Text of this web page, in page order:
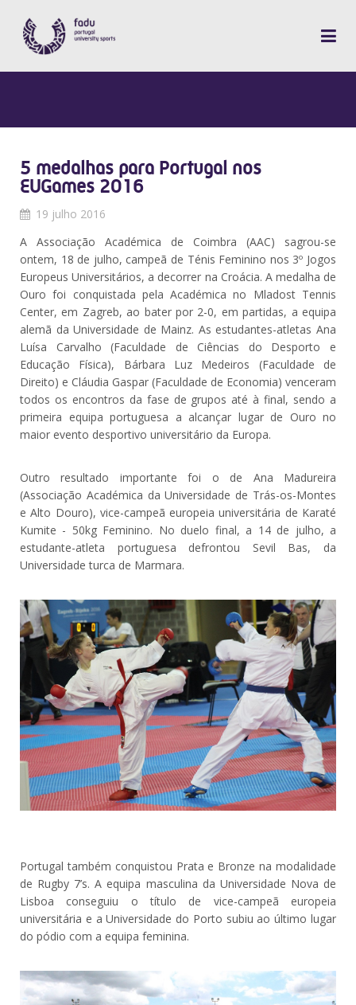
5 medalhas para Portugal nos
EUGames 2016
19 julho 2016
A Associação Académica de Coimbra (AAC) sagrou-se
ontem, 18 de julho, campeã de Ténis Feminino nos 3º Jogos
Europeus Universitários, a decorrer na Croácia. A medalha de
Ouro foi conquistada pela Académica no Mladost Tennis
Center, em Zagreb, ao bater por 2-0, em partidas, a equipa
alemã da Universidade de Mainz. As estudantes-atletas Ana
Luísa Carvalho (Faculdade de Ciências do Desporto e
Educação Física), Bárbara Luz Medeiros (Faculdade de
Direito) e Cláudia Gaspar (Faculdade de Economia) venceram
todos os encontros da fase de grupos até à final, sendo a
primeira equipa portuguesa a alcançar lugar de Ouro no
maior evento desportivo universitário da Europa.
Outro resultado importante foi o de Ana Madureira
(Associação Académica da Universidade de Trás-os-Montes
e Alto Douro), vice-campeã europeia universitária de Karaté
Kumite - 50kg Feminino. No duelo final, a 14 de julho, a
estudante-atleta portuguesa defrontou Sevil Bas, da
Universidade turca de Marmara.
Portugal também conquistou Prata e Bronze na modalidade
de Rugby 7’s. A equipa masculina da Universidade Nova de
Lisboa conseguiu o título de vice-campeã europeia
universitária e a Universidade do Porto subiu ao último lugar
do pódio com a equipa feminina.